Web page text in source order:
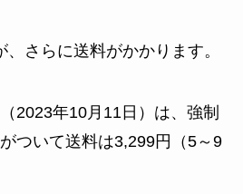
さらに送料がかかります。
2023年10月11日）は、強制
ついて送料は3,299円（5～9